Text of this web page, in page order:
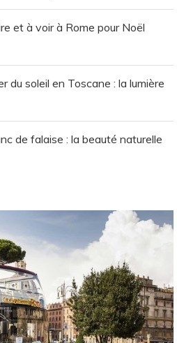
et à voir à Rome pour Noël
du soleil en Toscane : la lumière
de falaise : la beauté naturelle